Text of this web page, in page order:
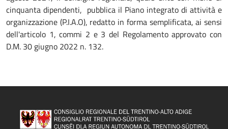
cinquanta dipendenti, pubblica il Piano integrato di attività e
organizzazione (P.I.A.O), redatto in forma semplificata, ai sensi
dell'articolo 1, commi 2 e 3 del Regolamento approvato con
D.M. 30 giugno 2022 n. 132.